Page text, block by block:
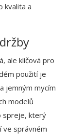
kvalita a
ale klíčová pro
použití je
jemným mycím
modelů
spreje, který
ve správném